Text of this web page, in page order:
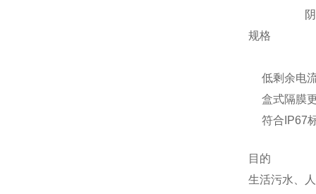
阴极极
规格
低剩余电
盒式隔膜
符合IP67
目的
生活污水、